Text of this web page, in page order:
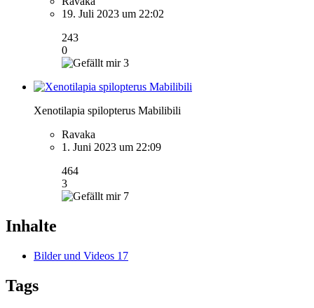
19. Juli 2023 um 22:02
243
0
3
Xenotilapia spilopterus Mabilibili
Ravaka
1. Juni 2023 um 22:09
464
3
7
Inhalte
Bilder und Videos 17
Tags